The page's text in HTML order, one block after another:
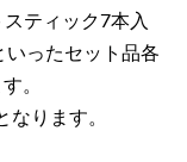
ティック7本入
いったセット品各
。
なります。